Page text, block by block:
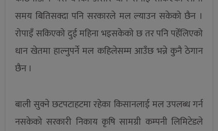
समय बितिसक्दा पनि सरकारले मल ल्याउन सकेको छैन ।
रोपाइँ सकिएको दुई महिना भइसकेको छ तर पनि पहेँलिएको
धान खेतमा हाल्नुपर्ने मल कहिलेसम्म आउँछ भन्ने कुनै ठेगान
छैन ।
बाली सुक्ने छटपटाहटमा रहेका किसानलाई मल उपलब्ध गर्न
नसकेको सरकारी निकाय कृषि सामग्री कम्पनी लिमिटेडले